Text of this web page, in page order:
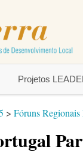
Projetos
> Fóruns